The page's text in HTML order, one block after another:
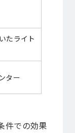
たライト
ター
件での効果